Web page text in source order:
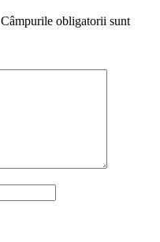
Câmpurile obligatorii sunt